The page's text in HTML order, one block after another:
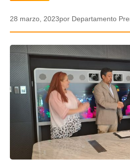
POLICIAL
VIDEOS
GALERIA DE FOTOS
APP MÓVIL
TRANSPARENCIA
28 marzo, 2023por Departamento